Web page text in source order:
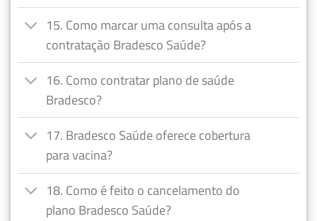
15. Como marcar uma consulta após a
contratação Bradesco Saúde?
16. Como contratar plano de saúde
Bradesco?
17. Bradesco Saúde oferece cobertura
para vacina?
18. Como é feito o cancelamento do
plano Bradesco Saúde?